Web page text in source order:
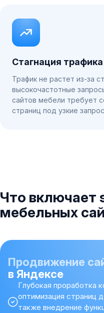
Стагнация трафика
Трафик не растет из-за
высокочастотные
сайтов мебели требует
страниц под узкие
Что включает
мебельных
Продвижение
в Яндексе
Глубокая проработка
оптимизация страниц
также внедрение